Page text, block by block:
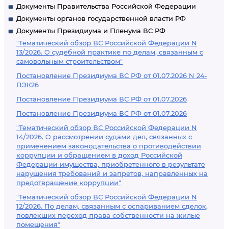
Документы Правительства Российской Федерации
Документы органов государственной власти РФ
Документы Президиума и Пленума ВС РФ
"Тематический обзор ВС Российской Федерации N
13/2026. О судебной практике по делам, связанным с
самовольным строительством"
Постановление Президиума ВС РФ от 01.07.2026 N 24-
ПЭК26
Постановление Президиума ВС РФ от 01.07.2026
Постановление Президиума ВС РФ от 01.07.2026
"Тематический обзор ВС Российской Федерации N
14/2026. О рассмотрении судами дел, связанных с
применением законодательства о противодействии
коррупции и обращением в доход Российской
Федерации имущества, приобретенного в результате
нарушения требований и запретов, направленных на
предотвращение коррупции"
"Тематический обзор ВС Российской Федерации N
12/2026. По делам, связанным с оспариванием сделок,
повлекших переход права собственности на жилые
помещения"